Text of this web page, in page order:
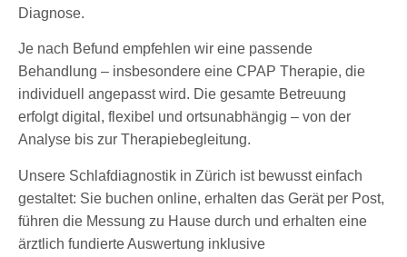
Diagnose.
Je nach Befund empfehlen wir eine passende
Behandlung – insbesondere eine CPAP Therapie, die
individuell angepasst wird. Die gesamte Betreuung
erfolgt digital, flexibel und ortsunabhängig – von der
Analyse bis zur Therapiebegleitung.
Unsere Schlafdiagnostik in Zürich ist bewusst einfach
gestaltet: Sie buchen online, erhalten das Gerät per Post,
führen die Messung zu Hause durch und erhalten eine
ärztlich fundierte Auswertung inklusive